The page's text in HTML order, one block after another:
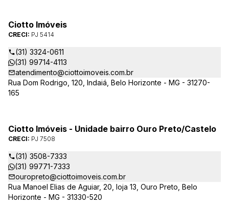
conservação de condomínios, disponibilizando sempre as
melhores opções da região da Pampulha. Oferecemos ainda
completa assessória, consulte-nos sobre os nossos
lançamentos, imóveis em construção e condomínios fechados,
administrados exclusivamente pela Ciotto Imóveis. Fazemos a
aprovação do seu credito junto a Caixa Econômica Federal e
demais agentes financeiros.
Ciotto Imóveis
CRECI: PJ 5414
(31) 3324-0611
(31) 99714-4113
atendimento@ciottoimoveis.com.br
Rua Dom Rodrigo, 120, Indaiá, Belo Horizonte - MG - 31270-
165
Ciotto Imóveis - Unidade bairro Ouro Preto/Castelo
CRECI: PJ 7508
(31) 3508-7333
(31) 99771-7333
ouropreto@ciottoimoveis.com.br
Rua Manoel Elias de Aguiar, 20, loja 13, Ouro Preto, Belo
Horizonte - MG - 31330-520